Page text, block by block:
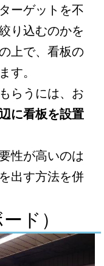
ーゲットを不
り込むのかを
上で、看板の
す。
らうには、お
に看板を設置
性が高いのは
出す方法を併
ド）